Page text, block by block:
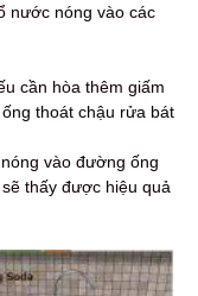
nước nóng vào các
cần hòa thêm giấm
thoát chậu rửa bát
vào đường ống
thấy được hiệu quả